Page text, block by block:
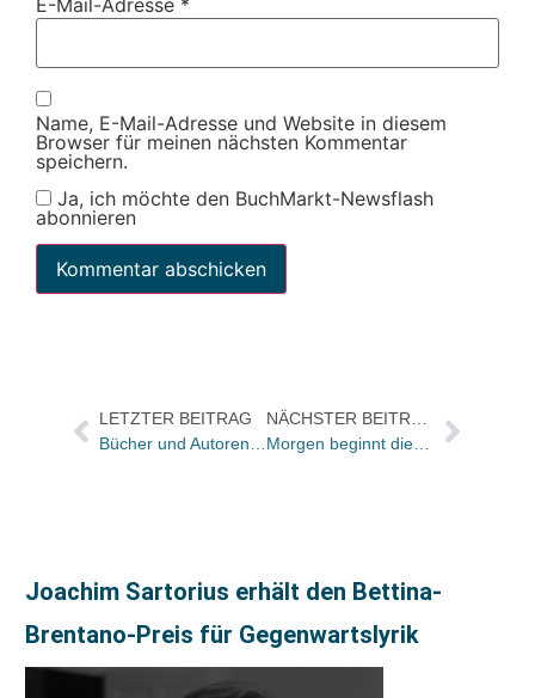
E-Mail-Adresse *
Name, E-Mail-Adresse und Website in diesem
Browser für meinen nächsten Kommentar
speichern.
Ja, ich möchte den BuchMarkt-Newsflash
abonnieren
LETZTER BEITRAG
Bücher und Autoren heute in den Feuilletons von FAS und WamS – und „Hamsesuizidgedanken?“
NÄCHSTER BEITRAG
Morgen beginnt die Einreichfrist für den BEO 2016
Joachim Sartorius erhält den Bettina-
Brentano-Preis für Gegenwartslyrik